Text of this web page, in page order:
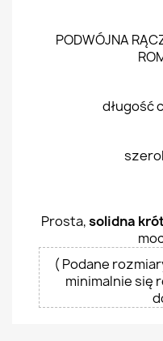
PODWÓJNA
długość
Prosta,solidna
( Podane
minimalnie się